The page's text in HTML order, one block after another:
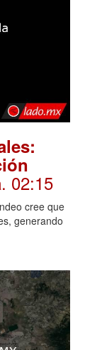
. 02:15
cree que
generando